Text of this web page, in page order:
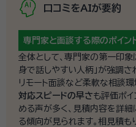
口コミをAIが要約
専門家と面談する際のポイン
全体として、専門家の第一印象
身で話しやすい人柄」が強調さ
リモート面談など柔軟な相談
対応スピードの早さも評価ポ
める声が多く、見積内容を詳
る傾向が見られます。相見積も